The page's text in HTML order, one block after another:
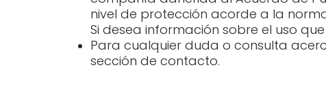
nivel de protección acorde a la
Si desea información sobre el uso
Para cualquier duda o consulta
sección de contacto.